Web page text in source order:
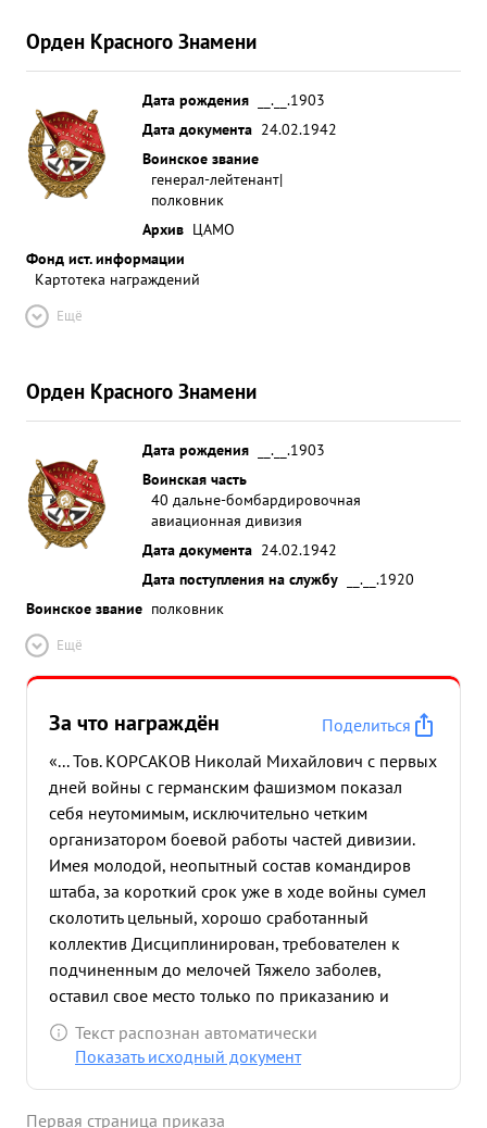
Орден Красного Знамени
Дата рождения
__.__.1903
Дата документа 24.02.1942
Воинское звание
генерал-лейтенант|
полковник
Архив ЦАМО
Фонд ист. информации
Картотека награждений
Ещё
Орден Красного Знамени
Дата рождения
__.__.1903
Воинская часть
40 дальне-бомбардировочная
авиационная дивизия
Дата документа 24.02.1942
Дата поступления на службу
__.__.1920
Воинское звание полковник
Ещё
За что награждён
Поделиться
«... Тов. КОРСАКОВ Николай Михайлович с первых
дней войны с германским фашизмом показал
себя неутомимым, исключительно четким
организатором боевой работы частей дивизии.
Имея молодой, неопытный состав командиров
штаба, за короткий срок уже в ходе войны сумел
сколотить цельный, хорошо сработанный
коллектив Дисциплинирован, требователен к
подчиненным до мелочей Тяжело заболев,
оставил свое место только по приказанию и
снова, едва оправившись , через 4 дня вернулся
на свой пост Благодаря умелой и продуманной
Текст распознан автоматически
Показать исходный документ
Первая страница приказа